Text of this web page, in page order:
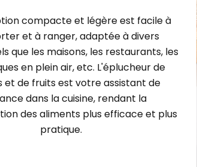
compacte et légère est facile à
et à ranger, adaptée à divers
que les maisons, les restaurants, les
en plein air, etc. L'éplucheur de
et de fruits est votre assistant de
dans la cuisine, rendant la
des aliments plus efficace et plus
pratique.